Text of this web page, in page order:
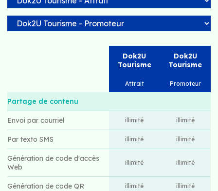
Dok2U
Tourisme
Attrait
Dok2U
Tourisme
Promoteur
Partage de contenu
Envoi par courriel illimité illimité
Par texto SMS illimité illimité
Génération de code d'accès
Web
illimité illimité
Génération de code QR illimité illimité